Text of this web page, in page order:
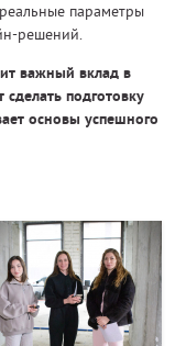
параметры
решений.
важный вклад в
подготовку
основы успешного